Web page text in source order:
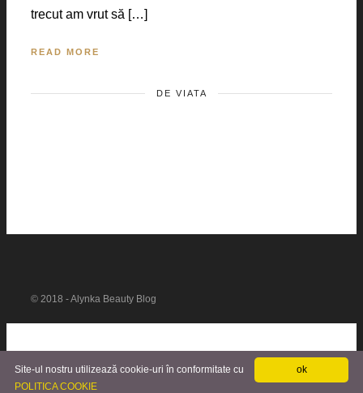
trecut am vrut să […]
READ MORE
DE VIATA
© 2018 - Alynka Beauty Blog
ok
Site-ul nostru utilizează cookie-uri în conformitate cu
POLITICA COOKIE